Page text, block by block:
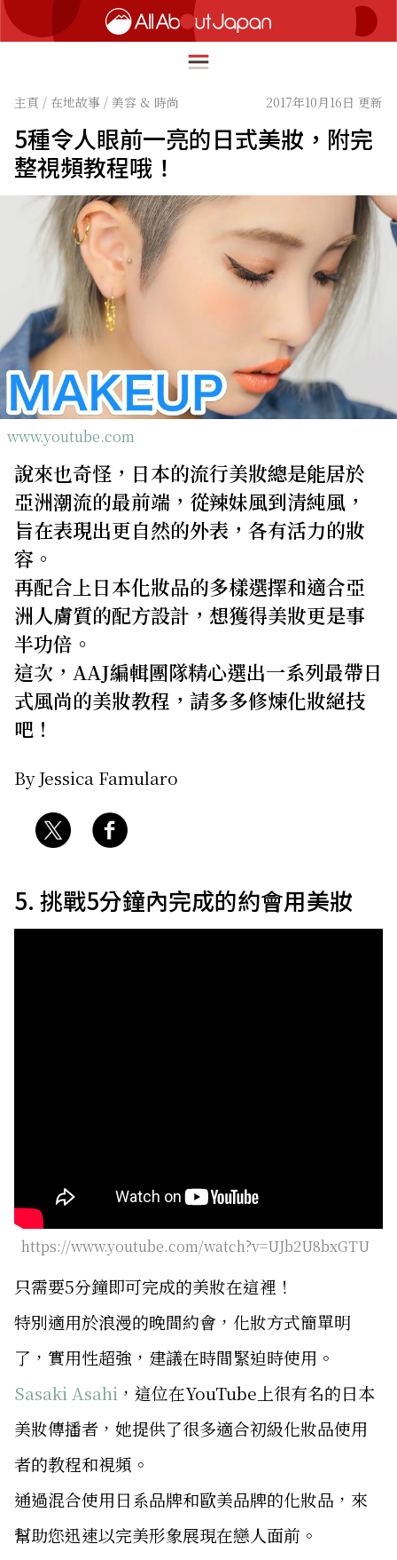
English
简体中文
ภาษาไทย
한국어
日本語
HOME
深度旅遊
美食尋味
流行文化
創新趨勢
在地故事
關於我們
主頁 / 在地故事 / 美容 & 時尚 2017年10月16日 更新
5種令人眼前一亮的日式美妝，附完
整視頻教程哦！
www.youtube.com
說來也奇怪，日本的流行美妝總是能居於
亞洲潮流的最前端，從辣妹風到清純風，
旨在表現出更自然的外表，各有活力的妝
容。
再配合上日本化妝品的多樣選擇和適合亞
洲人膚質的配方設計，想獲得美妝更是事
半功倍。
這次，AAJ編輯團隊精心選出一系列最帶日
式風尚的美妝教程，請多多修煉化妝絕技
吧！
By Jessica Famularo
5. 挑戰5分鐘內完成的約會用美妝
https://www.youtube.com/watch?v=UJb2U8bxGTU
只需要5分鐘即可完成的美妝在這裡！
特別適用於浪漫的晚間約會，化妝方式簡單明
了，實用性超強，建議在時間緊迫時使用。
Sasaki Asahi ，這位在YouTube上很有名的日本
美妝傳播者，她提供了很多適合初級化妝品使用
者的教程和視頻。
通過混合使用日系品牌和歐美品牌的化妝品，來
幫助您迅速以完美形象展現在戀人面前。